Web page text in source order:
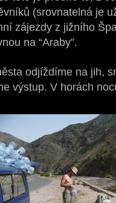
(srovnatelná je
zájezdy z jižního
na “Araby”.
odjíždíme na jih,
výstup. V horách